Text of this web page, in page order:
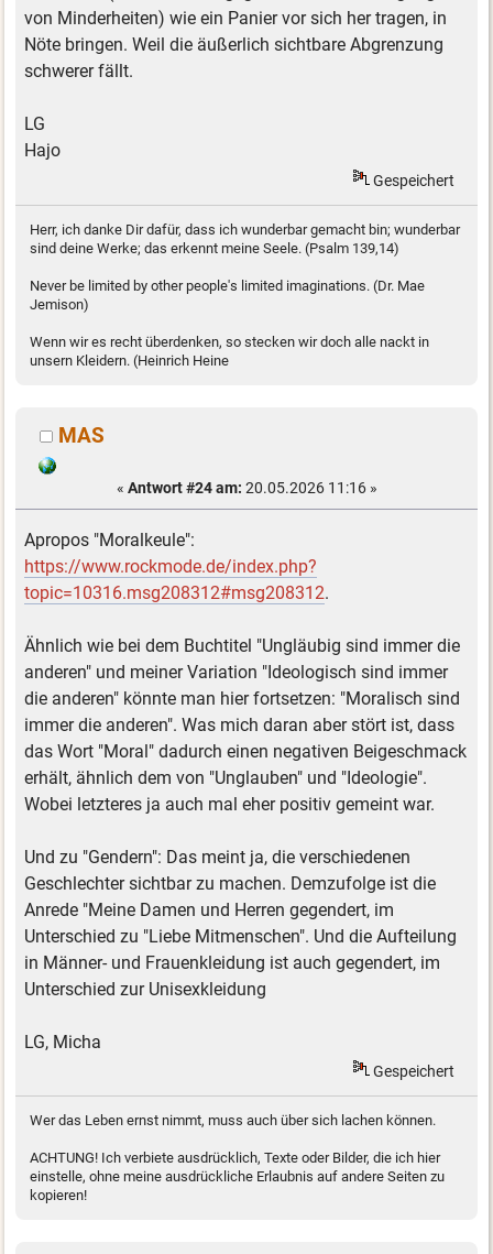
von Minderheiten) wie ein Panier vor sich her tragen, in
Nöte bringen. Weil die äußerlich sichtbare Abgrenzung
schwerer fällt.
LG
Hajo
Gespeichert
Herr, ich danke Dir dafür, dass ich wunderbar gemacht bin; wunderbar
sind deine Werke; das erkennt meine Seele. (Psalm 139,14)
Never be limited by other people's limited imaginations. (Dr. Mae
Jemison)
Wenn wir es recht überdenken, so stecken wir doch alle nackt in
unsern Kleidern. (Heinrich Heine
MAS
« Antwort #24 am: 20.05.2026 11:16 »
Apropos "Moralkeule":
https://www.rockmode.de/index.php?
topic=10316.msg208312#msg208312.
Ähnlich wie bei dem Buchtitel "Ungläubig sind immer die
anderen" und meiner Variation "Ideologisch sind immer
die anderen" könnte man hier fortsetzen: "Moralisch sind
immer die anderen". Was mich daran aber stört ist, dass
das Wort "Moral" dadurch einen negativen Beigeschmack
erhält, ähnlich dem von "Unglauben" und "Ideologie".
Wobei letzteres ja auch mal eher positiv gemeint war.
Und zu "Gendern": Das meint ja, die verschiedenen
Geschlechter sichtbar zu machen. Demzufolge ist die
Anrede "Meine Damen und Herren gegendert, im
Unterschied zu "Liebe Mitmenschen". Und die Aufteilung
in Männer- und Frauenkleidung ist auch gegendert, im
Unterschied zur Unisexkleidung
LG, Micha
Gespeichert
Wer das Leben ernst nimmt, muss auch über sich lachen können.
ACHTUNG! Ich verbiete ausdrücklich, Texte oder Bilder, die ich hier
einstelle, ohne meine ausdrückliche Erlaubnis auf andere Seiten zu
kopieren!